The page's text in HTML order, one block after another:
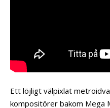
Ett löjligt välpixlat
kompositörer bakom Mega